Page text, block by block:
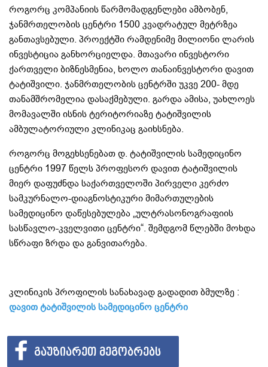
როგორც კომპანიის წარმომადგენლები ამბობენ,
ჯანმრთელობის ცენტრი 1500 კვადრატულ მეტრზეა
განთავსებული. პროექტში რამდენიმე მილიონი ლარის
ინვესტიცია განხორციელდა. მთავარი ინვესტორი
ქართველი ბიზნესმენია, ხოლო თანაინვესტორი დავით
ტატიშვილი. ჯანმრთელობის ცენტრში უკვე 200- მდე
თანამშრომელია დასაქმებული. გარდა ამისა, უახლოეს
მომავალში ისნის ტერიტორიაზე ტატიშვილის
ამბულატორიული კლინიკაც გაიხსნება.
როგორც მოგეხსენებათ დ. ტატიშვილის სამედიცინო
ცენტრი 1997 წელს პროფესორ დავით ტატიშვილის
მიერ დაფუძნდა საქართველოში პირველი კერძო
სამკურნალო-დიაგნოსტიკური მიმართულების
სამედიცინო დაწესებულება „ულტრასონოგრაფიის
სასწავლო-კველვითი ცენტრი“. შემდგომ წლებში მოხდა
სწრაფი ზრდა და განვითარება.
კლინიკის პროფილის სანახავად გადადით ბმულზე :
დავით ტატიშვილის სამედიცინო ცენტრი
ᲒᲐᲣᲖᲘᲐᲠᲔᲗ ᲛᲔᲒᲝᲑᲠᲔᲑᲡ